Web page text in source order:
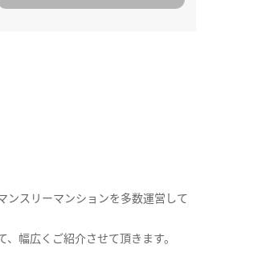
ンスリーマンションを多数運営して
幅広くご紹介させて頂きます。